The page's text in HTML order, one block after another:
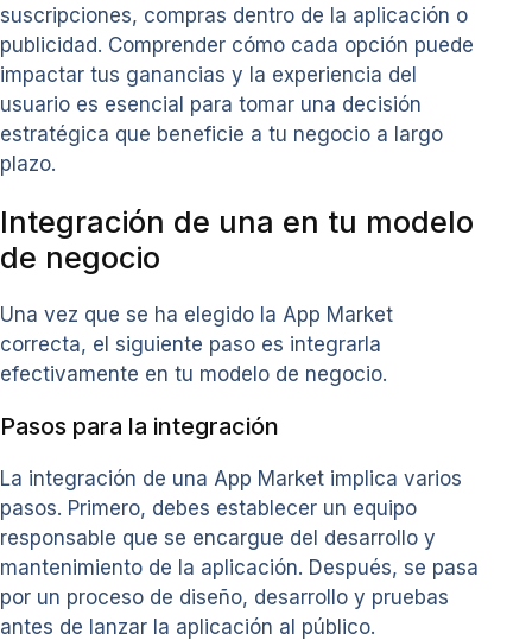
suscripciones, compras dentro de la aplicación o
publicidad. Comprender cómo cada opción puede
impactar tus ganancias y la experiencia del
usuario es esencial para tomar una decisión
estratégica que beneficie a tu negocio a largo
plazo.
Integración de una en tu modelo
de negocio
Una vez que se ha elegido la App Market
correcta, el siguiente paso es integrarla
efectivamente en tu modelo de negocio.
Pasos para la integración
La integración de una App Market implica varios
pasos. Primero, debes establecer un equipo
responsable que se encargue del desarrollo y
mantenimiento de la aplicación. Después, se pasa
por un proceso de diseño, desarrollo y pruebas
antes de lanzar la aplicación al público.